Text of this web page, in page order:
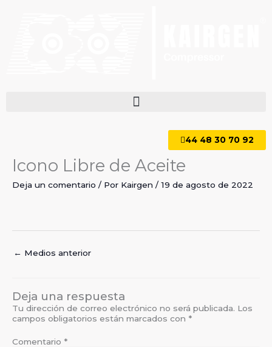
44 48 30 70 92
Icono Libre de Aceite
Deja un comentario / Por Kairgen / 19 de agosto de 2022
← Medios anterior
Deja una respuesta
Tu dirección de correo electrónico no será publicada. Los
campos obligatorios están marcados con *
Comentario *